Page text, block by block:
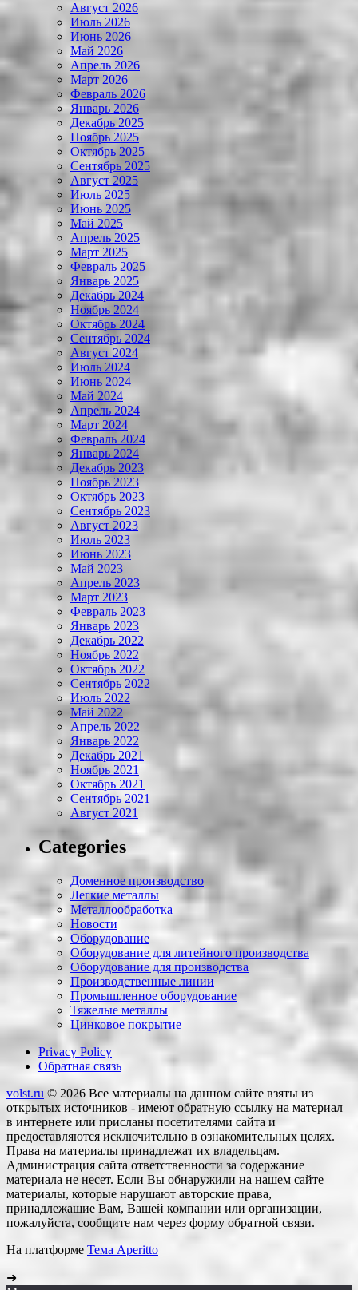
Август 2026
Июль 2026
Июнь 2026
Май 2026
Апрель 2026
Март 2026
Февраль 2026
Январь 2026
Декабрь 2025
Ноябрь 2025
Октябрь 2025
Сентябрь 2025
Август 2025
Июль 2025
Июнь 2025
Май 2025
Апрель 2025
Март 2025
Февраль 2025
Январь 2025
Декабрь 2024
Ноябрь 2024
Октябрь 2024
Сентябрь 2024
Август 2024
Июль 2024
Июнь 2024
Май 2024
Апрель 2024
Март 2024
Февраль 2024
Январь 2024
Декабрь 2023
Ноябрь 2023
Октябрь 2023
Сентябрь 2023
Август 2023
Июль 2023
Июнь 2023
Май 2023
Апрель 2023
Март 2023
Февраль 2023
Январь 2023
Декабрь 2022
Ноябрь 2022
Октябрь 2022
Сентябрь 2022
Июль 2022
Май 2022
Апрель 2022
Январь 2022
Декабрь 2021
Ноябрь 2021
Октябрь 2021
Сентябрь 2021
Август 2021
Categories
Доменное производство
Легкие металлы
Металлообработка
Новости
Оборудование
Оборудование для литейного производства
Оборудование для производства
Производственные линии
Промышленное оборудование
Тяжелые металлы
Цинковое покрытие
Privacy Policy
Обратная связь
volst.ru © 2026 Все материалы на данном сайте взяты из
открытых источников - имеют обратную ссылку на материал
в интернете или присланы посетителями сайта и
предоставляются исключительно в ознакомительных целях.
Права на материалы принадлежат их владельцам.
Администрация сайта ответственности за содержание
материала не несет. Если Вы обнаружили на нашем сайте
материалы, которые нарушают авторские права,
принадлежащие Вам, Вашей компании или организации,
пожалуйста, сообщите нам через форму обратной связи.
На платформе Тема Aperitto
➜